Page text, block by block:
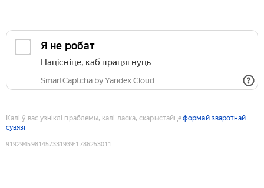
Я не робат
Націсніце, каб працягнуць
SmartCaptcha by Yandex Cloud
Калі ў вас узніклі праблемы, калі ласка, скарыстайцеформай зваротнай
сувязі
9192945981457331939:1786253011